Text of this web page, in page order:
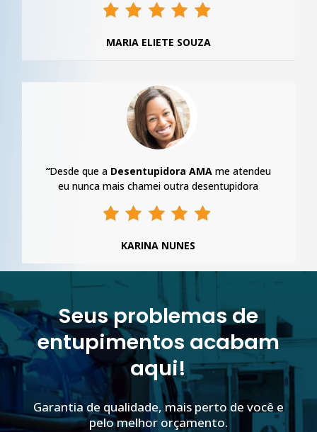
MARIA ELIETE SOUZA
“Desde que a Desentupidora AMA me atendeu
eu nunca mais chamei outra desentupidora
KARINA NUNES
Seus problemas de
entupimentos acabam
aqui!
Garantia de qualidade, mais perto de você e
pelo melhor orçamento.